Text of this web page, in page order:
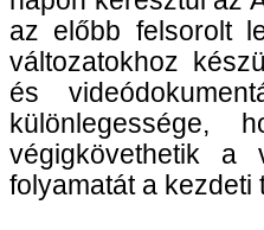
az előbb felsorolt
változatokhoz
és
különlegessége,
végigkövethetik a
folyamatát a